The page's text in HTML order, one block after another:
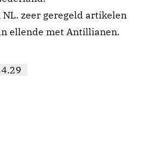
zeer geregeld artikelen
ellende met Antillianen.